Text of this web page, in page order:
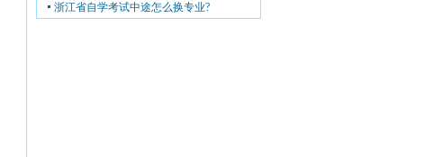
浙江省自学考试中途怎么换专业?